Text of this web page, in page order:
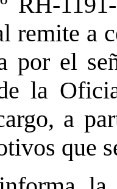
remite a
por el
la
a
que